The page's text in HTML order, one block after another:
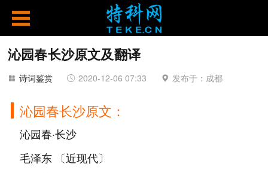
沁园春长沙原文及翻译
诗词鉴赏 2020-12-06 07:33 发布于：成都
沁园春长沙原文：
沁园春·长沙
毛泽东 〔近现代〕